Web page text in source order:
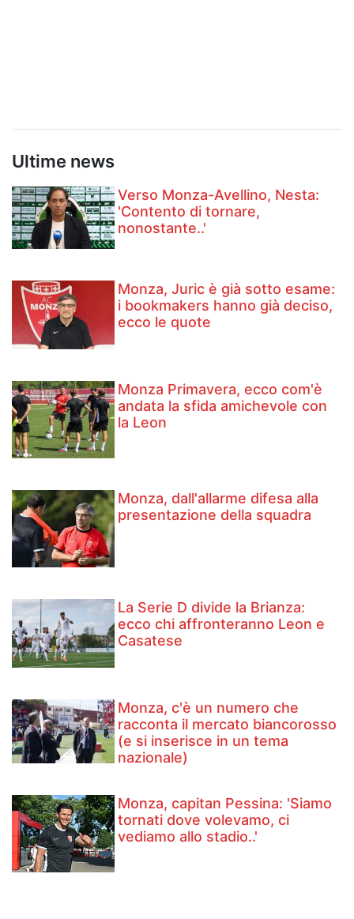
Ultime news
Verso Monza-Avellino, Nesta:
'Contento di tornare,
nonostante..'
Monza, Juric è già sotto esame:
i bookmakers hanno già deciso,
ecco le quote
Monza Primavera, ecco com'è
andata la sfida amichevole con
la Leon
Monza, dall'allarme difesa alla
presentazione della squadra
La Serie D divide la Brianza:
ecco chi affronteranno Leon e
Casatese
Monza, c'è un numero che
racconta il mercato biancorosso
(e si inserisce in un tema
nazionale)
Monza, capitan Pessina: 'Siamo
tornati dove volevamo, ci
vediamo allo stadio..'